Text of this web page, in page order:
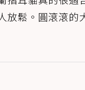
放鬆。圓滾滾